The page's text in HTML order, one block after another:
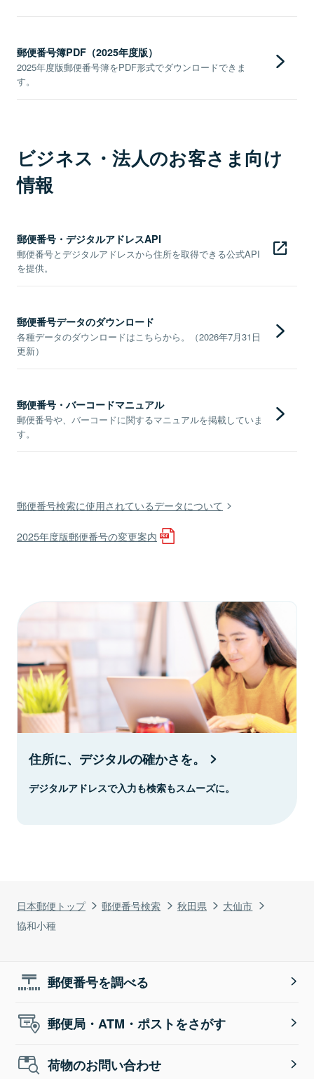
日本郵便トップ 郵便番号検索 秋田県
大仙市
協和小種
郵便番号簿PDF（2025年度版）
2025年度版郵便番号簿をPDF形式でダウンロードできま
す。
ビジネス・法人のお客さま向け
情報
郵便番号・デジタルアドレスAPI
郵便番号とデジタルアドレスから住所を取得できる公式API
を提供。
郵便番号データのダウンロード
各種データのダウンロードはこちらから。（2026年7月31日
更新）
郵便番号・バーコードマニュアル
郵便番号や、バーコードに関するマニュアルを掲載していま
す。
郵便番号検索に使用されているデータについて
2025年度版郵便番号の変更案内
住所に、デジタルの確かさを。
デジタルアドレスで入力も検索もスムーズに。
郵便番号を調べる
郵便局・ATM・ポストをさがす
荷物のお問い合わせ